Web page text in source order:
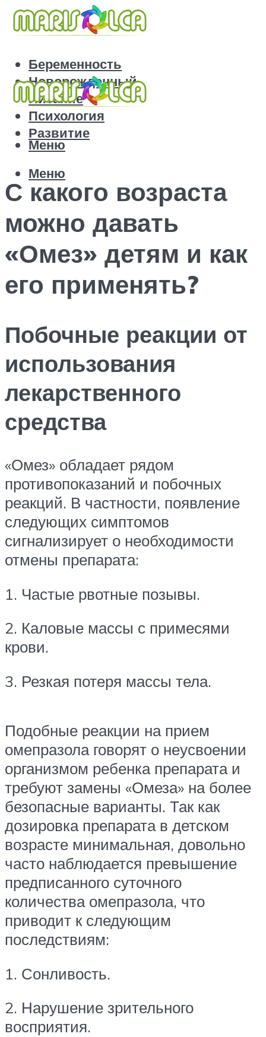
Беременность
Новорожденный
Питание
Психология
Развитие
Меню
Меню
С какого возраста
можно давать
«Омез» детям и как
его применять?
Побочные реакции от
использования
лекарственного
средства
«Омез» обладает рядом
противопоказаний и побочных
реакций. В частности, появление
следующих симптомов
сигнализирует о необходимости
отмены препарата:
1. Частые рвотные позывы.
2. Каловые массы с примесями
крови.
3. Резкая потеря массы тела.
Подобные реакции на прием
омепразола говорят о неусвоении
организмом ребенка препарата и
требуют замены «Омеза» на более
безопасные варианты. Так как
дозировка препарата в детском
возрасте минимальная, довольно
часто наблюдается превышение
предписанного суточного
количества омепразола, что
приводит к следующим
последствиям:
1. Сонливость.
2. Нарушение зрительного
восприятия.